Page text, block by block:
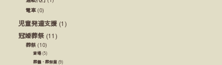
電車(0)
児童発達支援 (1)
冠婚葬祭 (11)
葬祭(10)
斎場(5)
葬儀・葬祭業 (9)